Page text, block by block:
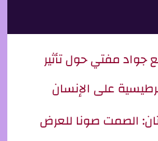
مع جواد مفتي حول تأثير
على الإنسان
الصمت صونا للعرض